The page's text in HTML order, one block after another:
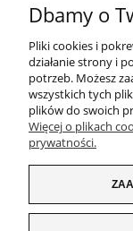
Dbamy o
Pliki cookies i
działanie strony i
potrzeb. Możesz
wszystkich tych
plików do swoich
Więcej o plikach
prywatności.